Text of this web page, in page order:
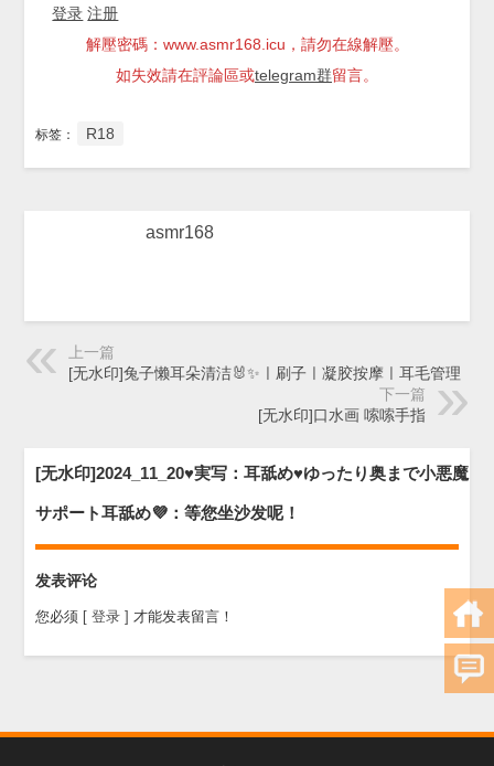
登录 注册
解壓密碼：www.asmr168.icu，請勿在線解壓。
如失效請在評論區或telegram群留言。
标签： R18
asmr168
上一篇
[无水印]兔子懒耳朵清洁🐰✨ㅣ刷子ㅣ凝胶按摩ㅣ耳毛管理
下一篇
[无水印]口水画 嗦嗦手指
[无水印]2024_11_20♥実写：耳舐め♥ゆったり奥まで小悪魔
サポート耳舐め💜：等您坐沙发呢！
发表评论
您必须 [ 登录 ] 才能发表留言！